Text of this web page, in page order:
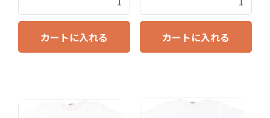
カートに入れる カートに入れる